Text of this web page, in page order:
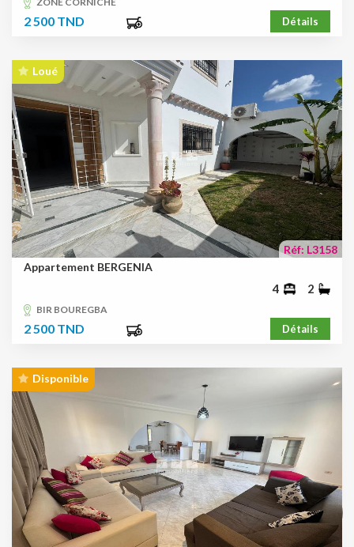
2 500 TND Détails
Loué
Réf: L3158
Appartement BERGENIA
4 2
BIR BOUREGBA
2 500 TND Détails
Disponible